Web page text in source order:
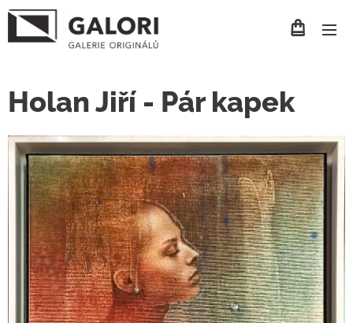
Holan Jiří - Pár kapek